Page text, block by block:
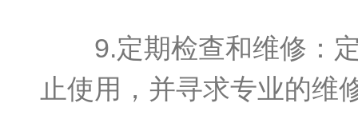
9.定期检查和维修：定
止使用，并寻求专业的维